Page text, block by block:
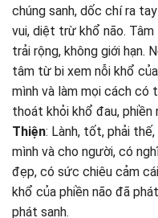
chúng sanh, dốc chí ra
vui, diệt trừ khổ não.
trải rộng, không giới hạn.
tâm từ bi xem nỗi khổ
mình và làm mọi cách có
thoát khỏi khổ đau,
Thiện: Lành, tốt, phải
mình và cho người, có
đẹp, có sức chiêu cảm
khổ của phiền não đã
phát sanh.